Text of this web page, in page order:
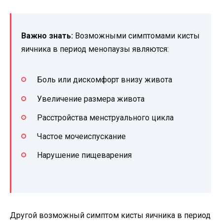
Важно знать: Возможными симптомами кисты
яичника в период менопаузы являются:
Боль или дискомфорт внизу живота
Увеличение размера живота
Расстройства менструального цикла
Частое мочеиспускание
Нарушение пищеварения
Другой возможный симптом кисты яичника в период